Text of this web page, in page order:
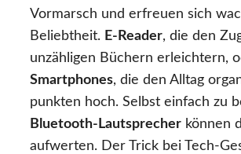
Vormarsch und erfreuen sich
Beliebtheit. E-Reader, die den
unzähligen Büchern erleichtern,
Smartphones, die den Alltag
punkten hoch. Selbst einfach zu
Bluetooth-Lautsprecher können
aufwerten. Der Trick bei Tech-